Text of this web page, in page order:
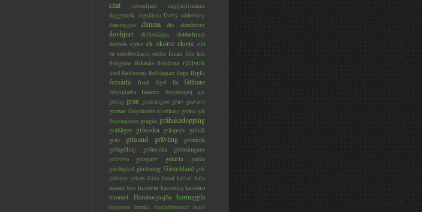
citat
citronfjäril dagfjärilsmätare
daggmask dagslända Dalby söderskog
dansmygga
dimma dis domherre
dovhjort drillsnäppa
dubbeltrast
duvhök ejder ek ekorre ekoxe eld
en enkelbeckasin entita fasan film fisk
fiskgjuse fiskmås fisktärna fjällvråk
fjäril fladdermus flodsångarefluga flygfä
forsärla frost fågel får fälthare
fältpiplärka fönster förgätmigej
get
geting gran gransångare grav gravand
grenar Gripsholms hjorthage grotta grå
flugsnappare grågås gråhakedopping
gråhäger gråsiska gråsparv gråsäl
gräs
gräsand grävling
grönfink
gröngöling
grönsiska grönsångare
gullviva gulsparv gulärla gädda
gärdsgård gärdsmyg Gästrikland gök
göktyta gökärt Göta kanal hallon halo
hassel hav havstrut havsöring havsörn
himmel
Hornborgasjön hornuggla
huggorm humla humleblomster hund